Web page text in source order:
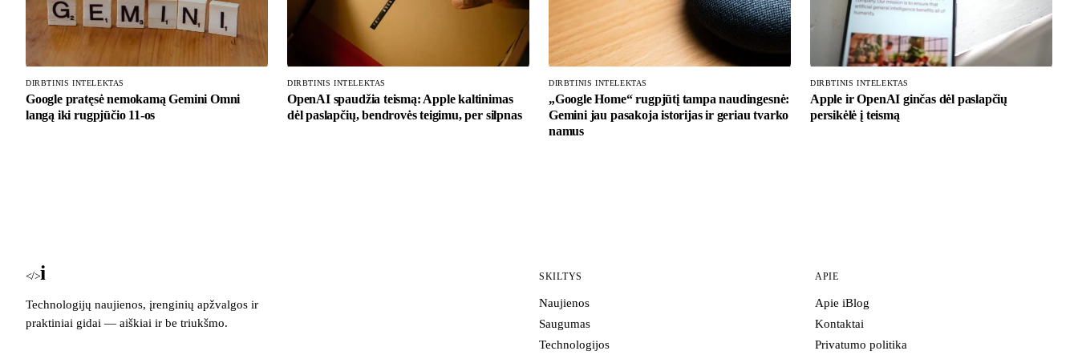
DIRBTINIS INTELEKTAS
Google pratęsė nemokamą Gemini Omni
langą iki rugpjūčio 11-os
DIRBTINIS INTELEKTAS
OpenAI spaudžia teismą: Apple kaltinimas
dėl paslapčių, bendrovės teigimu, per silpnas
DIRBTINIS INTELEKTAS
„Google Home“ rugpjūtį tampa naudingesnė:
Gemini jau pasakoja istorijas ir geriau tvarko
namus
DIRBTINIS INTELEKTAS
Apple ir OpenAI ginčas dėl paslapčių
persikėlė į teismą
</>i
Technologijų naujienos, įrenginių apžvalgos ir
praktiniai gidai — aiškiai ir be triukšmo.
SKILTYS
Naujienos
Saugumas
Technologijos
APIE
Apie iBlog
Kontaktai
Privatumo politika